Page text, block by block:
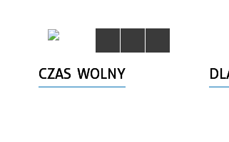
CZAS WOLNY